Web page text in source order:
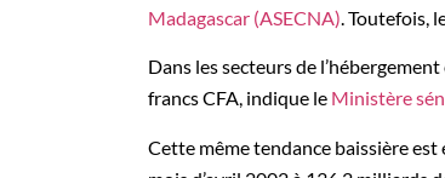
Madagascar (ASECNA). Toutefois,
Dans les secteurs de
francs CFA, indique le Ministère
Cette même tendance baissière